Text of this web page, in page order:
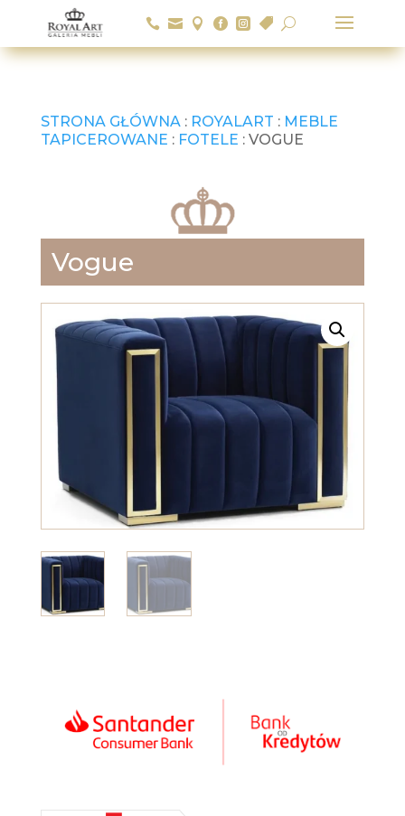
      U
STRONA GŁÓWNA: ROYALART : MEBLE
TAPICEROWANE : FOTELE : VOGUE
Vogue